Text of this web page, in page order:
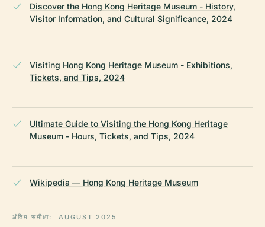
Discover the Hong Kong Heritage Museum - History,
Visitor Information, and Cultural Significance, 2024
Visiting Hong Kong Heritage Museum - Exhibitions,
Tickets, and Tips, 2024
Ultimate Guide to Visiting the Hong Kong Heritage
Museum - Hours, Tickets, and Tips, 2024
Wikipedia — Hong Kong Heritage Museum
अंतिम समीक्षा: AUGUST 2025